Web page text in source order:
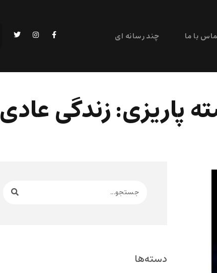
با ما چند رسانه ای
پاریزی: زندگی عادی
دسته‌ها